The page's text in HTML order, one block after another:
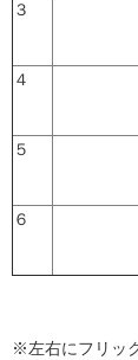
３
４
５
６
※左右にフリッ